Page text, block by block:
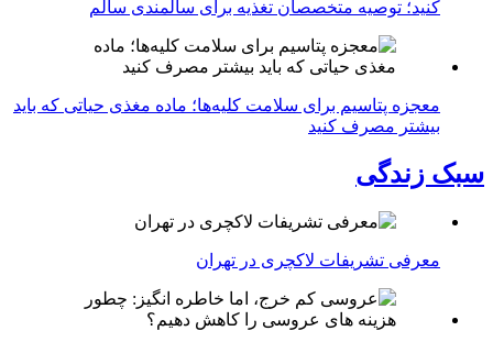
کنید؛ توصیه متخصصان تغذیه برای سالمندی سالم
معجزه پتاسیم برای سلامت کلیه‌ها؛ ماده مغذی حیاتی که باید
بیشتر مصرف کنید
سبک زندگی
معرفی تشریفات لاکچری در تهران